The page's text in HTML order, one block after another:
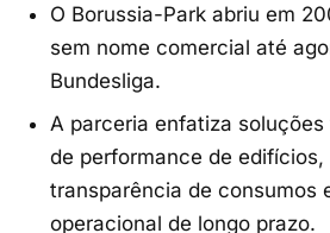
O Borussia-Park abriu em
sem nome comercial até
Bundesliga.
A parceria enfatiza
de performance de
transparência de consumos
operacional de longo prazo.